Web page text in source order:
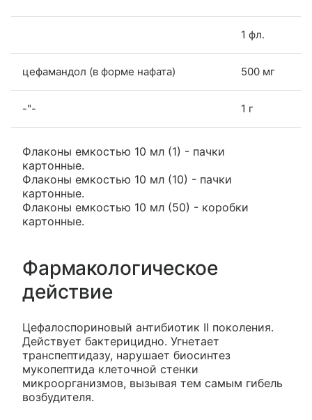
1 фл.
цефамандол (в форме нафата) 500 мг
-"- 1 г
Флаконы емкостью 10 мл (1) - пачки
картонные.
Флаконы емкостью 10 мл (10) - пачки
картонные.
Флаконы емкостью 10 мл (50) - коробки
картонные.
Фармакологическое
действие
Цефалоспориновый антибиотик II поколения.
Действует бактерицидно. Угнетает
транспептидазу, нарушает биосинтез
мукопептида клеточной стенки
микроорганизмов, вызывая тем самым гибель
возбудителя.